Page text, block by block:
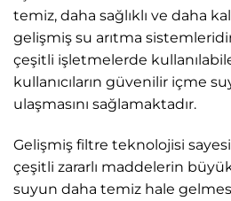
temiz, daha sağlıklı ve daha
gelişmiş su arıtma
çeşitli işletmelerde
kullanıcıların güvenilir içme
ulaşmasını sağlamaktadır.
Gelişmiş filtre teknolojisi
çeşitli zararlı maddelerin
suyun daha temiz hale